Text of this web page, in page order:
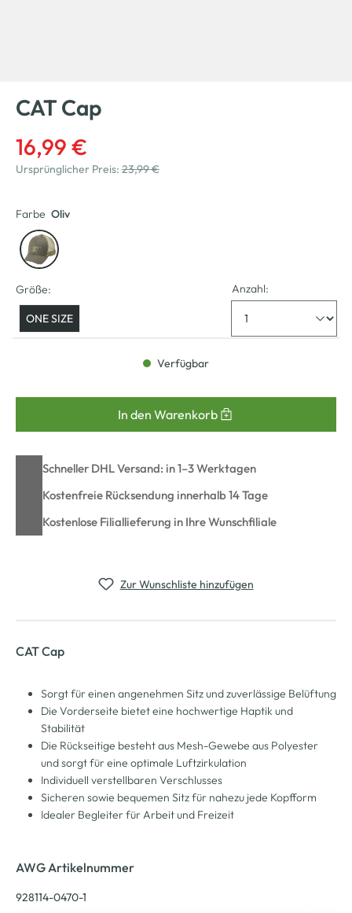
CAT Cap
16,99 €
Ursprünglicher Preis: 23,99 €
Farbe Oliv
Größe:
ONE SIZE
Anzahl:
Verfügbar
In den Warenkorb
Schneller DHL Versand: in 1–3 Werktagen
Kostenfreie Rücksendung innerhalb 14 Tage
Kostenlose Filiallieferung in Ihre Wunschfiliale
Zur Wunschliste hinzufügen
CAT Cap
Sorgt für einen angenehmen Sitz und zuverlässige Belüftung
Die Vorderseite bietet eine hochwertige Haptik und
Stabilität
Die Rückseitige besteht aus Mesh-Gewebe aus Polyester
und sorgt für eine optimale Luftzirkulation
Individuell verstellbaren Verschlusses
Sicheren sowie bequemen Sitz für nahezu jede Kopfform
Idealer Begleiter für Arbeit und Freizeit
AWG Artikelnummer
928114-0470-1